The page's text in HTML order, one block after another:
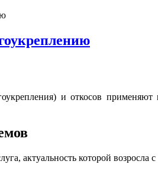
и откосов
актуальность которой